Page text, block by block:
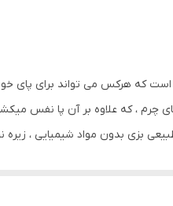
نمایید. از واکس مخصوص
که هرکس می تواند برای پای
چرم ، که علاوه بر آن پا نفس
100 % گاوی ، آستر چرم طبیعی بزی